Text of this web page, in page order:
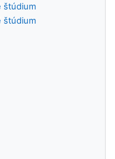
štúdium
štúdium